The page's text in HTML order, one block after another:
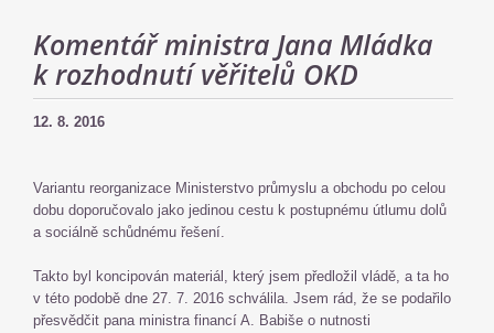
Komentář ministra Jana Mládka
k rozhodnutí věřitelů OKD
12. 8. 2016
Variantu reorganizace Ministerstvo průmyslu a obchodu po celou
dobu doporučovalo jako jedinou cestu k postupnému útlumu dolů
a sociálně schůdnému řešení.
Takto byl koncipován materiál, který jsem předložil vládě, a ta ho
v této podobě dne 27. 7. 2016 schválila. Jsem rád, že se podařilo
přesvědčit pana ministra financí A. Babiše o nutnosti